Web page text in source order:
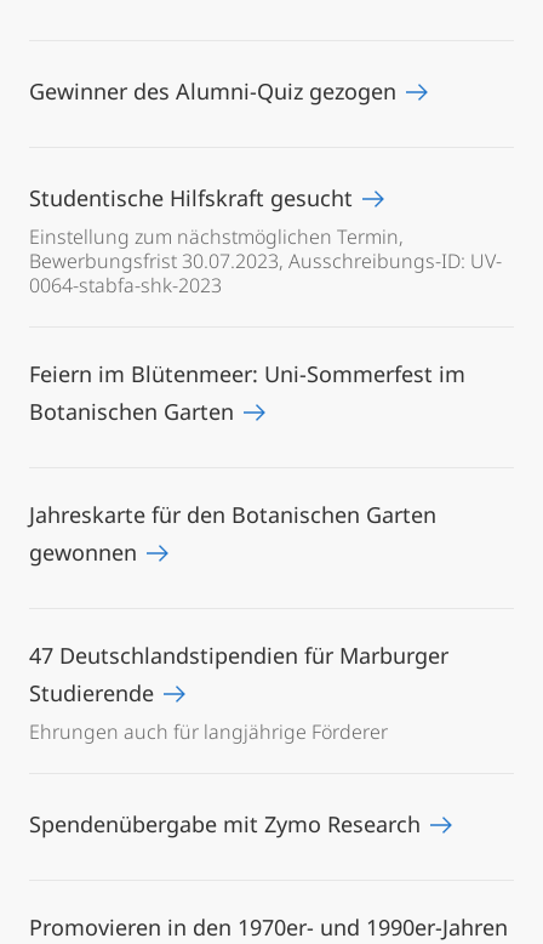
Gewinner des Alumni-Quiz gezogen
Studentische Hilfskraft gesucht
Einstellung zum nächstmöglichen Termin,
Bewerbungsfrist 30.07.2023, Ausschreibungs-ID: UV-
0064-stabfa-shk-2023
Feiern im Blütenmeer: Uni-Sommerfest im
Botanischen Garten
Jahreskarte für den Botanischen Garten
gewonnen
47 Deutschlandstipendien für Marburger
Studierende
Ehrungen auch für langjährige Förderer
Spendenübergabe mit Zymo Research
Promovieren in den 1970er- und 1990er-Jahren